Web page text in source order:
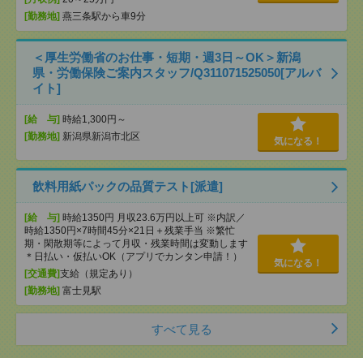
[勤務地] 燕三条駅から車9分
＜厚生労働省のお仕事・短期・週3日～OK＞新潟
県・労働保険ご案内スタッフ/Q311071525050[アルバ
イト]
[給 与] 時給1,300円～
[勤務地] 新潟県新潟市北区 気になる！
飲料用紙パックの品質テスト[派遣]
[給 与] 時給1350円 月収23.6万円以上可 ※内訳／
時給1350円×7時間45分×21日＋残業手当 ※繁忙
期・閑散期等によって月収・残業時間は変動します
＊日払い・仮払いOK（アプリでカンタン申請！）
[交通費]支給（規定あり）
[勤務地] 富士見駅
気になる！
すべて見る